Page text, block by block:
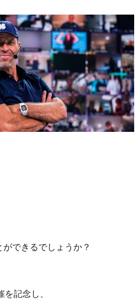
できるでしょうか？
記念し、